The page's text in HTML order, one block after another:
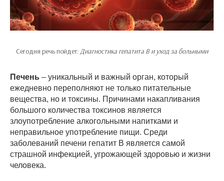
Сегодня речь пойдет:Диагностика гепатита В и уход за больными
Печень – уникальный и важный орган, который
ежедневно переполняют не только питательные
вещества, но и токсины. Причинами накапливания
большого количества токсинов является
злоупотребление алкогольными напитками и
неправильное употребление пищи. Среди
заболеваний печени гепатит В является самой
страшной инфекцией, угрожающей здоровью и жизни
человека.